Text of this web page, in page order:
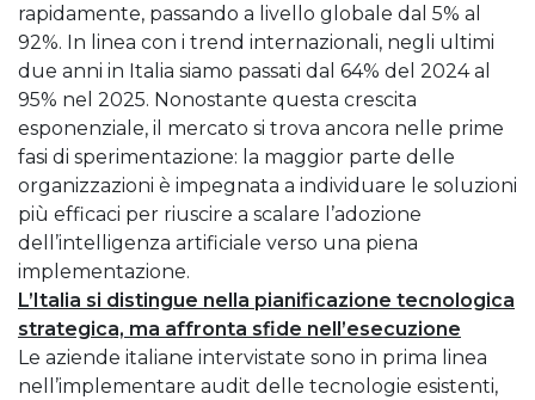
rapidamente, passando a livello globale dal 5% al
92%. In linea con i trend internazionali, negli ultimi
due anni in Italia siamo passati dal 64% del 2024 al
95% nel 2025. Nonostante questa crescita
esponenziale, il mercato si trova ancora nelle prime
fasi di sperimentazione: la maggior parte delle
organizzazioni è impegnata a individuare le soluzioni
più efficaci per riuscire a scalare l’adozione
dell’intelligenza artificiale verso una piena
implementazione.
L’Italia si distingue nella pianificazione tecnologica
strategica, ma affronta sfide nell’esecuzione
Le aziende italiane intervistate sono in prima linea
nell’implementare audit delle tecnologie esistenti,